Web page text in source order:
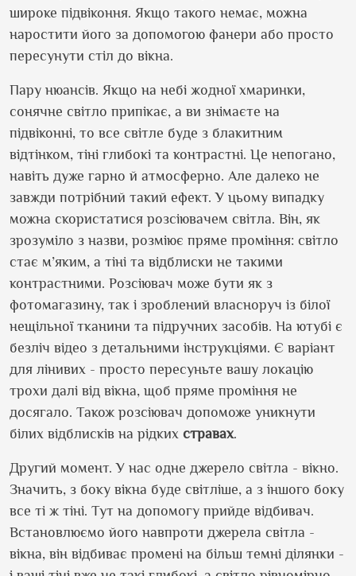
широке підвіконня. Якщо такого немає, можна
наростити його за допомогою фанери або просто
пересунути стіл до вікна.
Пару нюансів. Якщо на небі жодної хмаринки,
сонячне світло припікає, а ви знімаєте на
підвіконні, то все світле буде з блакитним
відтінком, тіні глибокі та контрастні. Це непогано,
навіть дуже гарно й атмосферно. Але далеко не
завжди потрібний такий ефект. У цьому випадку
можна скористатися розсіювачем світла. Він, як
зрозуміло з назви, розміює пряме проміння: світло
стає м’яким, а тіні та відблиски не такими
контрастними. Розсіювач може бути як з
фотомагазину, так і зроблений власноруч із білої
нещільної тканини та підручних засобів. На ютубі є
безліч відео з детальними інструкціями. Є варіант
для лінивих - просто пересуньте вашу локацію
трохи далі від вікна, щоб пряме проміння не
досягало. Також розсіювач допоможе уникнути
білих відблисків на рідких стравах.
Другий момент. У нас одне джерело світла - вікно.
Значить, з боку вікна буде світліше, а з іншого боку
все ті ж тіні. Тут на допомогу прийде відбивач.
Встановлюємо його навпроти джерела світла -
вікна, він відбиває промені на більш темні ділянки -